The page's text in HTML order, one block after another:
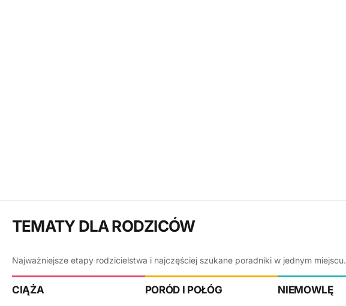
TEMATY DLA RODZICÓW
Najważniejsze etapy rodzicielstwa i najczęściej szukane poradniki w jednym miejscu.
CIĄŻA PORÓD I POŁÓG NIEMOWLĘ